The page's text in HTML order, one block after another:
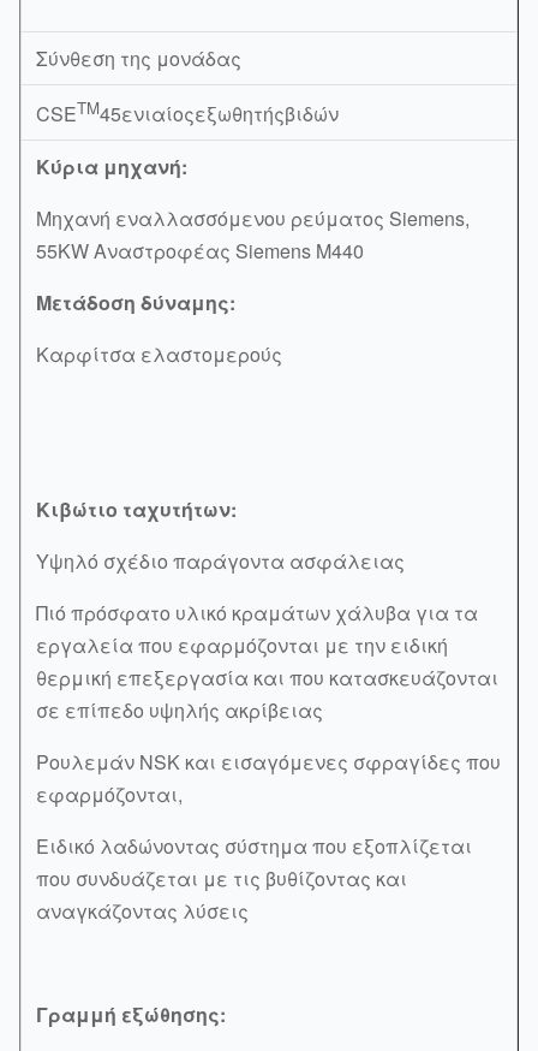
Σύνθεση της μονάδας
CSETM45ενιαίοςεξωθητήςβιδών
Κύρια μηχανή:
Μηχανή εναλλασσόμενου ρεύματος Siemens,
55KW Αναστροφέας Siemens M440
Μετάδοση δύναμης:
Καρφίτσα ελαστομερούς
Κιβώτιο ταχυτήτων:
Υψηλό σχέδιο παράγοντα ασφάλειας
Πιό πρόσφατο υλικό κραμάτων χάλυβα για τα
εργαλεία που εφαρμόζονται με την ειδική
θερμική επεξεργασία και που κατασκευάζονται
σε επίπεδο υψηλής ακρίβειας
Ρουλεμάν NSK και εισαγόμενες σφραγίδες που
εφαρμόζονται,
Ειδικό λαδώνοντας σύστημα που εξοπλίζεται
που συνδυάζεται με τις βυθίζοντας και
αναγκάζοντας λύσεις
Γραμμή εξώθησης: